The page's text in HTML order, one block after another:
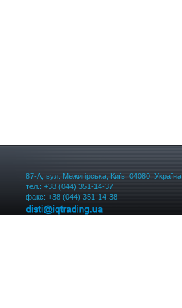
87-А, вул. Межигірська, Київ, 04080, Україна
тел.: +38 (044) 351-14-37
факс: +38 (044) 351-14-38